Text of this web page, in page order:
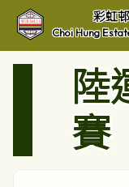
彩虹
Choi Hung
陸
賽